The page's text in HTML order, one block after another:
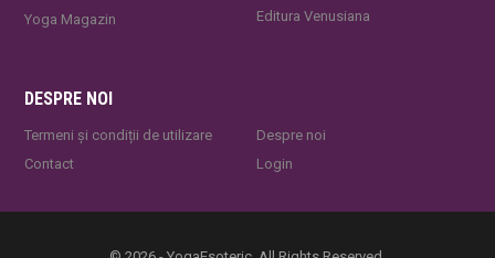
Yoga Magazin
Editura Venusiana
DESPRE NOI
Termeni și condiții de utilizare
Contact
Despre noi
Login